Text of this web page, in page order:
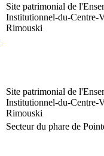
Site patrimonial de
Institutionnel-du-Centre-
Rimouski
Site patrimonial de
Institutionnel-du-Centre-
Rimouski
Secteur du phare de